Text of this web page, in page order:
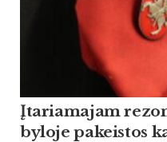
Įtariamajam
byloje pakeistos